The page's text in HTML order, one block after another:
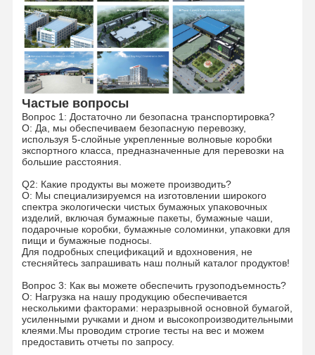
Частые вопросы
Вопрос 1: Достаточно ли безопасна транспортировка?
О: Да, мы обеспечиваем безопасную перевозку,
используя 5-слойные укрепленные волновые коробки
экспортного класса, предназначенные для перевозки на
большие расстояния.
Q2: Какие продукты вы можете производить?
О: Мы специализируемся на изготовлении широкого
спектра экологически чистых бумажных упаковочных
изделий, включая бумажные пакеты, бумажные чаши,
подарочные коробки, бумажные соломинки, упаковки для
пищи и бумажные подносы.
Для подробных спецификаций и вдохновения, не
стесняйтесь запрашивать наш полный каталог продуктов!
Вопрос 3: Как вы можете обеспечить грузоподъемность?
О: Нагрузка на нашу продукцию обеспечивается
несколькими факторами: неразрывной основной бумагой,
усиленными ручками и дном и высокопроизводительными
клеями.Мы проводим строгие тесты на вес и можем
предоставить отчеты по запросу.